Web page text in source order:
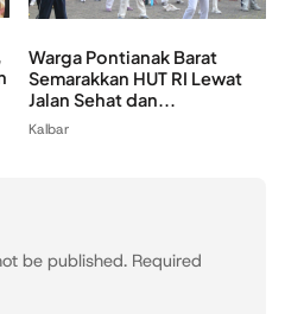
Warga Pontianak Barat
Semarakkan HUT RI Lewat
Jalan Sehat dan...
Kalbar
be published. Required